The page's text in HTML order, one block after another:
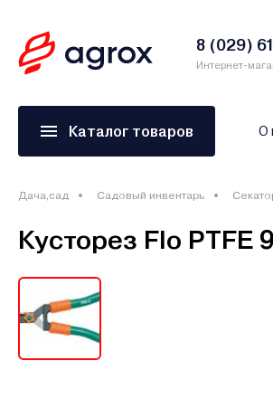
8 (029)
Интернет-
Каталог товаров О
Дача,сад Садовый инвентарь
Кусторез Flo PTFE